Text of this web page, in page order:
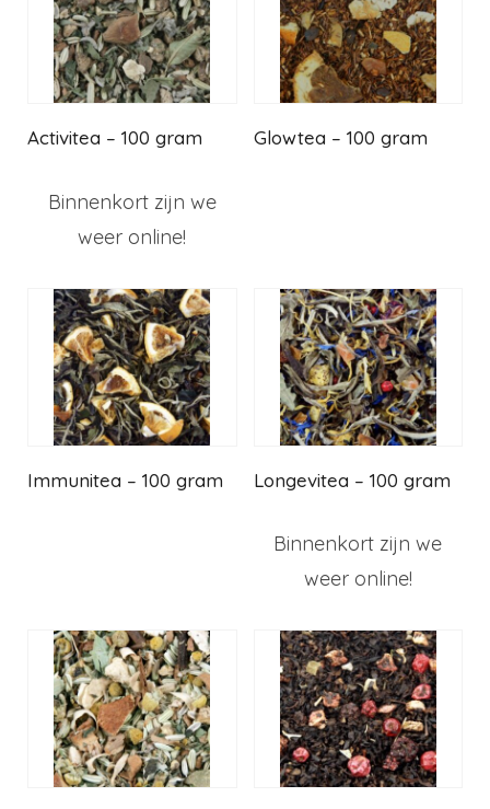
Activitea – 100 gram
Binnenkort zijn we
weer online!
Glowtea – 100 gram
Immunitea – 100 gram Longevitea – 100 gram
Binnenkort zijn we
weer online!